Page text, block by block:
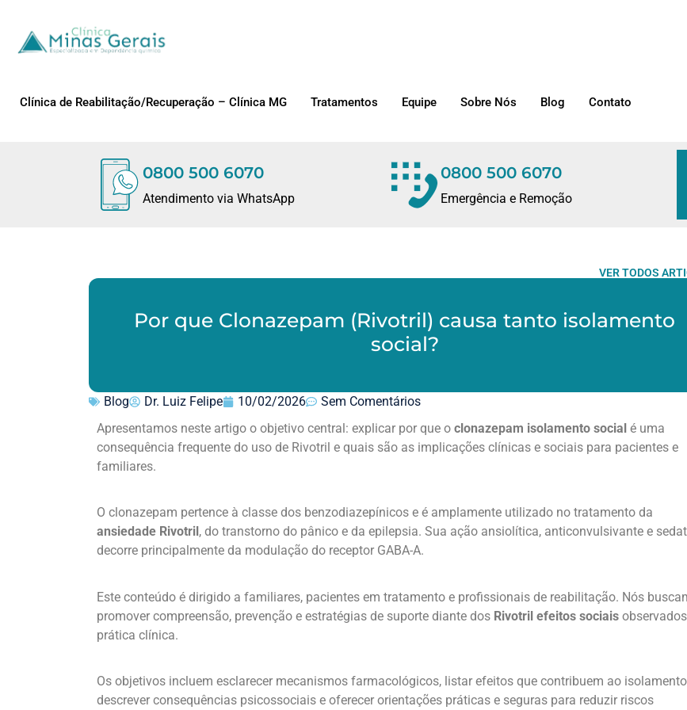
Clínica de Reabilitação/Recuperação – Clínica MG Tratamentos Equipe Sobre Nós Blog Contato
0800 500 6070
Atendimento via WhatsApp
0800 500 6070
Emergência e Remoção
VER TODOS
Por que Clonazepam (Rivotril) causa tanto isolamento
social?
Blog Dr. Luiz Felipe 10/02/2026
Sem Comentários
Apresentamos neste artigo o objetivo central: explicar por que o clonazepam isolamento social é uma
consequência frequente do uso de Rivotril e quais são as implicações clínicas e sociais para pacientes e
familiares.
O clonazepam pertence à classe dos benzodiazepínicos e é amplamente utilizado no tratamento da
ansiedade Rivotril , do transtorno do pânico e da epilepsia. Sua ação ansiolítica, anticonvulsivante e
decorre principalmente da modulação do receptor GABA-A.
Este conteúdo é dirigido a familiares, pacientes em tratamento e profissionais de reabilitação. Nós
promover compreensão, prevenção e estratégias de suporte diante dos Rivotril efeitos sociais
prática clínica.
Os objetivos incluem esclarecer mecanismos farmacológicos, listar efeitos que contribuem ao
descrever consequências psicossociais e oferecer orientações práticas e seguras para reduzir riscos